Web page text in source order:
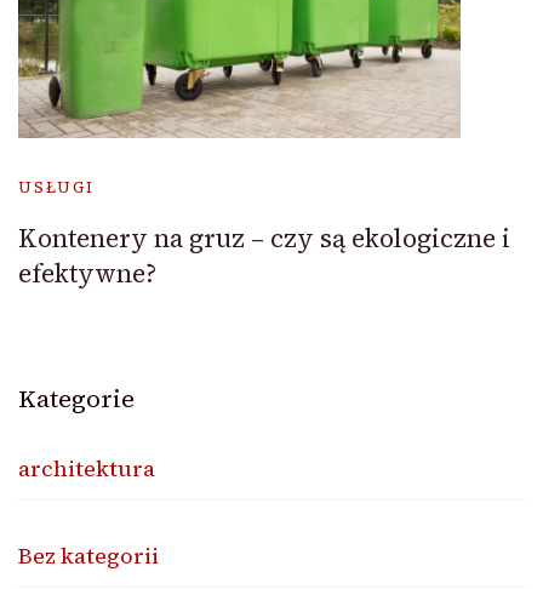
USŁUGI
Kontenery na gruz – czy są ekologiczne i
efektywne?
Kategorie
architektura
Bez kategorii